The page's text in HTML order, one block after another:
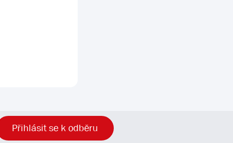
Přihlásit se k odběru